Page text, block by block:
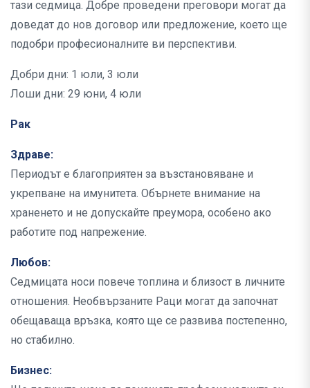
тази седмица. Добре проведени преговори могат да
доведат до нов договор или предложение, което ще
подобри професионалните ви перспективи.
Добри дни: 1 юли, 3 юли
Лоши дни: 29 юни, 4 юли
Рак
Здраве:
Периодът е благоприятен за възстановяване и
укрепване на имунитета. Обърнете внимание на
храненето и не допускайте преумора, особено ако
работите под напрежение.
Любов:
Седмицата носи повече топлина и близост в личните
отношения. Необвързаните Раци могат да започнат
обещаваща връзка, която ще се развива постепенно,
но стабилно.
Бизнес: